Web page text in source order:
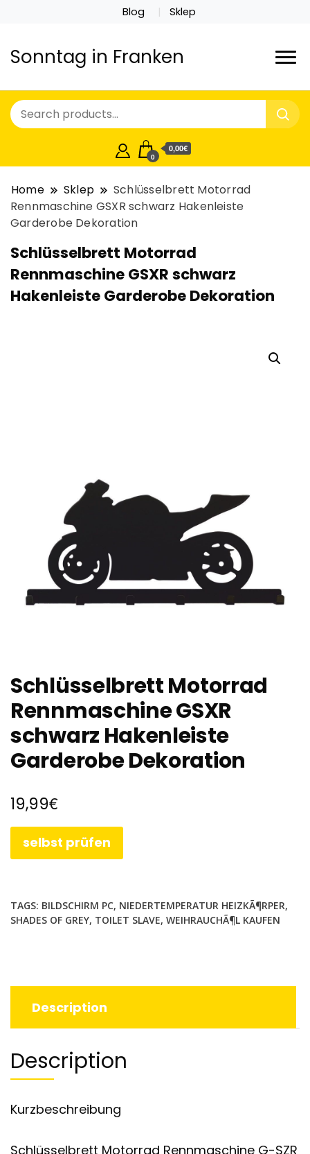
Blog Sklep
Sonntag in Franken
0
0,00€
Home Sklep
Schlüsselbrett Motorrad
Rennmaschine GSXR schwarz Hakenleiste
Garderobe Dekoration
Schlüsselbrett Motorrad
Rennmaschine GSXR schwarz
Hakenleiste Garderobe Dekoration
Schlüsselbrett Motorrad
Rennmaschine GSXR
schwarz Hakenleiste
Garderobe Dekoration
19,99€
selbst prüfen
TAGS: BILDSCHIRM PC, NIEDERTEMPERATUR HEIZKÃ¶RPER,
SHADES OF GREY, TOILET SLAVE, WEIHRAUCHÃ¶L KAUFEN
Description
Description
Kurzbeschreibung
Schlüsselbrett Motorrad Rennmaschine G-SZR